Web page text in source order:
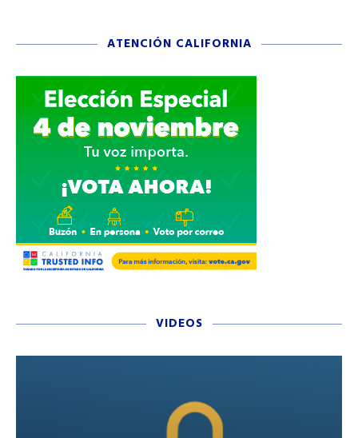
ATENCIÓN CALIFORNIA
VIDEOS